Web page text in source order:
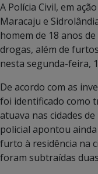
A Polícia Civil, em
Maracaju e
homem de 18 anos
drogas, além de
nesta segunda-feira,
De acordo com as
foi identificado como
atuava nas cidades
policial apontou
furto à residência na
foram subtraídas